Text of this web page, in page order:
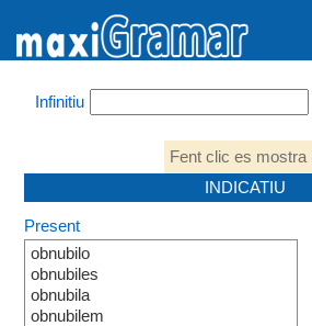
Infinitiu
Fent clic es mostra
INDICATIU
Present
obnubilo
obnubiles
obnubila
obnubilem